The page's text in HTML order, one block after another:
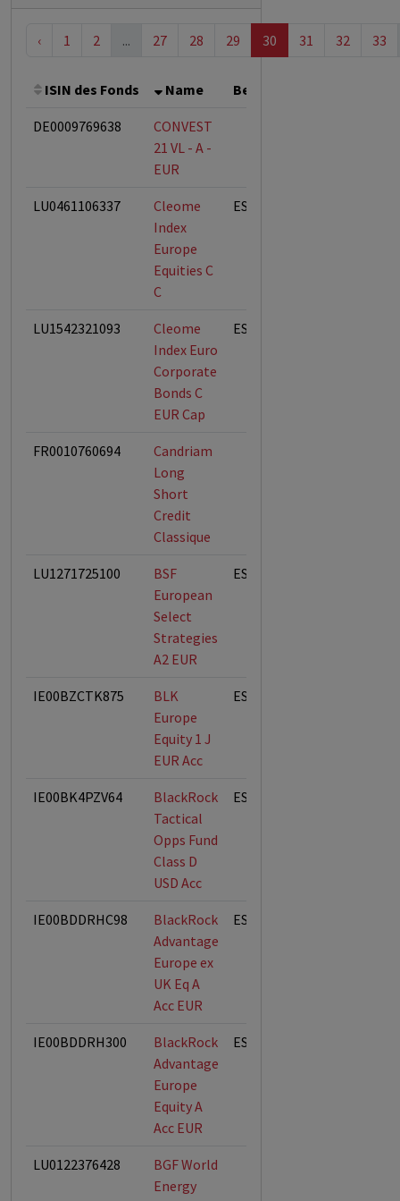
‹ 1 2 ... 27 28 29 30 31 32 33
ISIN des Fonds Name Bemerkung
DE0009769638
CONVEST
21 VL - A -
EUR
LU0461106337
Cleome
Index
Europe
Equities C
C
ESG-Fonds
LU1542321093
Cleome
Index Euro
Corporate
Bonds C
EUR Cap
ESG-Fonds
FR0010760694
Candriam
Long
Short
Credit
Classique
LU1271725100
BSF
European
Select
Strategies
A2 EUR
ESG-Fonds
IE00BZCTK875
BLK
Europe
Equity 1 J
EUR Acc
ESG-Fonds
IE00BK4PZV64
BlackRock
Tactical
Opps Fund
Class D
USD Acc
ESG-Fonds
IE00BDDRHC98
BlackRock
Advantage
Europe ex
UK Eq A
Acc EUR
ESG-Fonds
IE00BDDRH300
BlackRock
Advantage
Europe
Equity A
Acc EUR
ESG-Fonds
LU0122376428
BGF World
Energy